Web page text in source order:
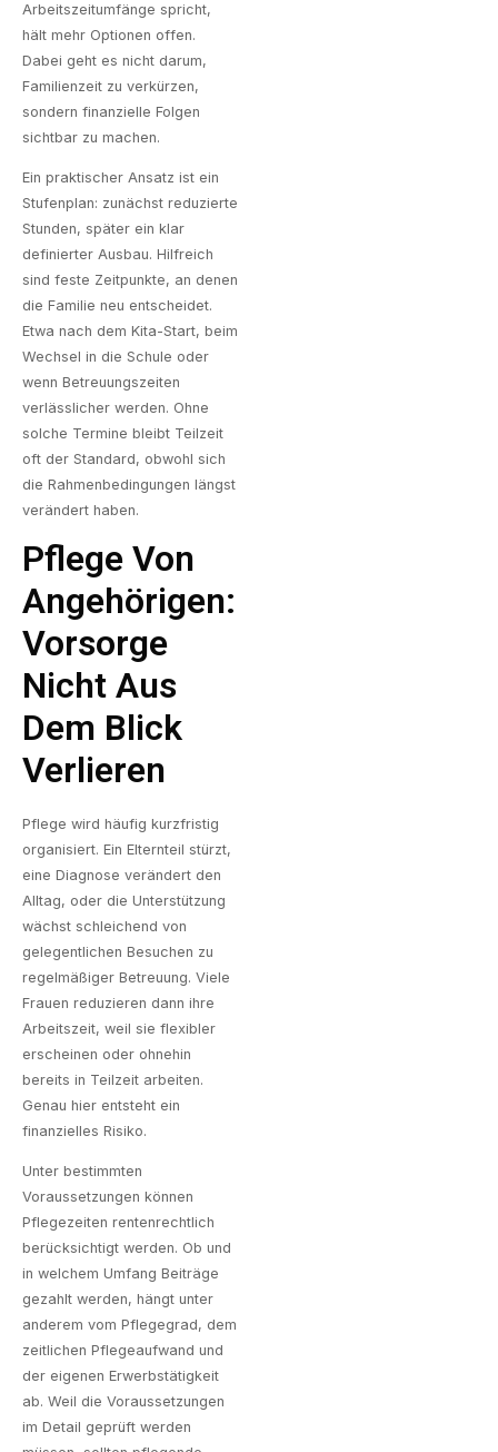
Arbeitszeitumfänge spricht,
hält mehr Optionen offen.
Dabei geht es nicht darum,
Familienzeit zu verkürzen,
sondern finanzielle Folgen
sichtbar zu machen.
Ein praktischer Ansatz ist ein
Stufenplan: zunächst reduzierte
Stunden, später ein klar
definierter Ausbau. Hilfreich
sind feste Zeitpunkte, an denen
die Familie neu entscheidet.
Etwa nach dem Kita-Start, beim
Wechsel in die Schule oder
wenn Betreuungszeiten
verlässlicher werden. Ohne
solche Termine bleibt Teilzeit
oft der Standard, obwohl sich
die Rahmenbedingungen längst
verändert haben.
Pflege Von
Angehörigen:
Vorsorge
Nicht Aus
Dem Blick
Verlieren
Pflege wird häufig kurzfristig
organisiert. Ein Elternteil stürzt,
eine Diagnose verändert den
Alltag, oder die Unterstützung
wächst schleichend von
gelegentlichen Besuchen zu
regelmäßiger Betreuung. Viele
Frauen reduzieren dann ihre
Arbeitszeit, weil sie flexibler
erscheinen oder ohnehin
bereits in Teilzeit arbeiten.
Genau hier entsteht ein
finanzielles Risiko.
Unter bestimmten
Voraussetzungen können
Pflegezeiten rentenrechtlich
berücksichtigt werden. Ob und
in welchem Umfang Beiträge
gezahlt werden, hängt unter
anderem vom Pflegegrad, dem
zeitlichen Pflegeaufwand und
der eigenen Erwerbstätigkeit
ab. Weil die Voraussetzungen
im Detail geprüft werden